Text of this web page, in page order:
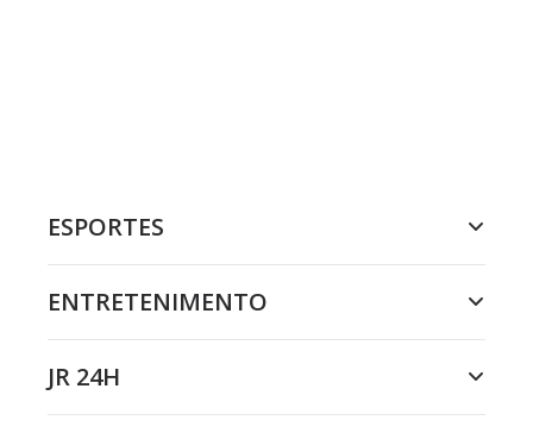
ESPORTES
ENTRETENIMENTO
JR 24H